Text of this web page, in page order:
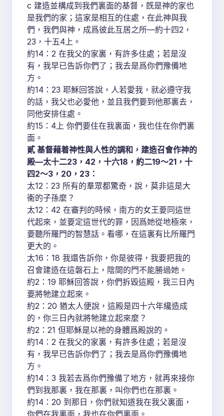
c 建造並構成到我們裏面的基督，旣是神的家也
是我們的家；這家是相互的住處，在此神與我
們，我們與神，成爲彼此互居之所—約十四2，
23，十五4上。
約14：2 在我父的家裏，有許多住處；若是沒
有，我早已告訴你們了；我去是爲你們豫備地
方。
約14：23 耶穌回答說，人若愛我，就必遵守我
的話，我父也必愛他，並且我們要到他那裏去，
同他安排住處。
約15：4上 你們要住在我裏面，我也住在你們裏
面。
貳 基督藉着神性與人性的調和，建造召會作神的
殿—太十二23，42，十六18，約二19～21，十
四2～3，20，23：
太12：23 所有的羣眾都驚奇，說，莫非這是大
衞的子孫麼？
太12：42 在審判的時候，南方的女王要同這世
代起來，並要定這世代的罪，因爲她從地極來，
要聽所羅門的智慧話。看哪，在這裏有比所羅門
更大的。
太16：18 我還告訴你，你是彼得，我要把我的
召會建造在這磐石上，陰間的門不能勝過她。
約2：19 耶穌回答說，你們拆毀這殿，我三日內
要將牠建立起來。
約2：20 猶太人便說，這殿是四十六年纔造成
的，你三日內就將牠建立起來麼？
約2：21 但耶穌是以祂的身體爲殿說的。
約14：2 在我父的家裏，有許多住處；若是沒
有，我早已告訴你們了；我去是爲你們豫備地
方。
約14：3 我若去爲你們豫備了地方，就再來接你
們到我那裏，我在那裏，叫你們也在那裏。
約14：20 到那日，你們就知道我在我父裏面，